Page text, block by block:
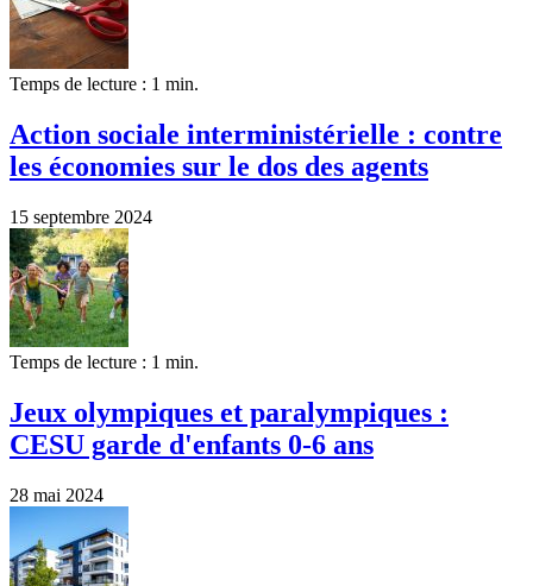
Temps de lecture : 1 min.
Action sociale interministérielle : contre
les économies sur le dos des agents
15 septembre 2024
Temps de lecture : 1 min.
Jeux olympiques et paralympiques :
CESU garde d'enfants 0-6 ans
28 mai 2024